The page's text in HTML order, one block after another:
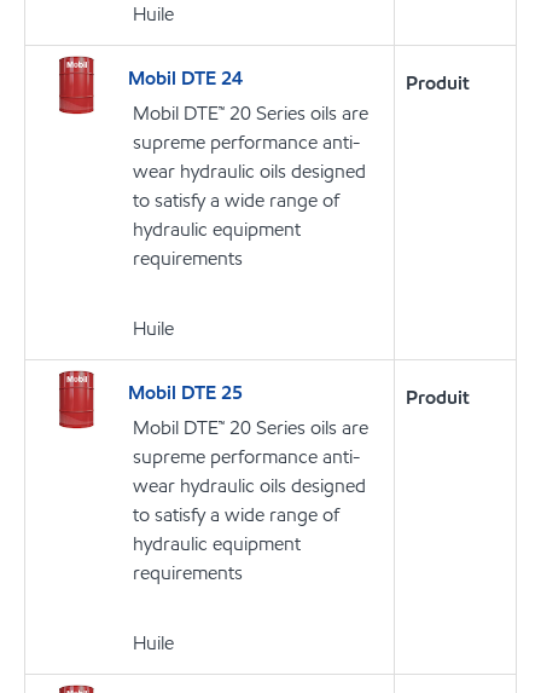
Huile
Mobil DTE 24
Mobil DTE™ 20 Series oils are
supreme performance anti-
wear hydraulic oils designed
to satisfy a wide range of
hydraulic equipment
requirements
Huile
Produit
Mobil DTE 25
Mobil DTE™ 20 Series oils are
supreme performance anti-
wear hydraulic oils designed
to satisfy a wide range of
hydraulic equipment
requirements
Huile
Produit